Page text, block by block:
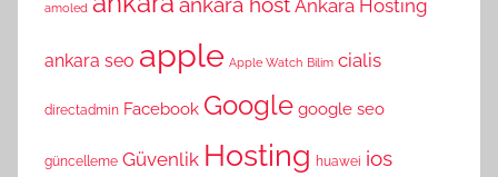
amoled Ankara Hosting
ankara seo apple Apple Watch Bilim cialis
directadmin Facebook Google google seo
güncelleme Güvenlik Hosting huawei ios